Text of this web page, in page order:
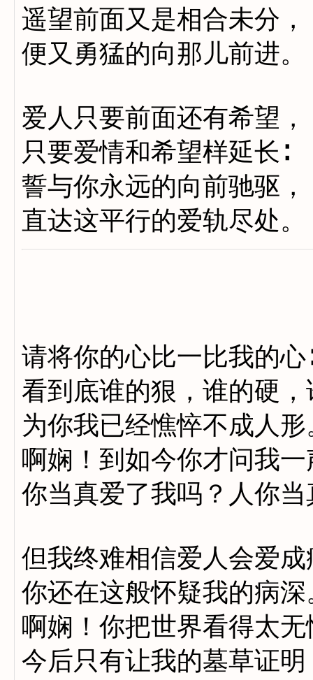
遥望前面又是相合未分，
便又勇猛的向那儿前进。
爱人只要前面还有希望，
只要爱情和希望样延长∶
誓与你永远的向前驰驱，
直达这平行的爱轨尽处。
请将你的心比一比我的心
看到底谁的狠，谁的硬
为你我已经憔悴不成人形
啊娴！到如今你才问我一
你当真爱了我吗？人你当
但我终难相信爱人会爱成
你还在这般怀疑我的病深
啊娴！你把世界看得太无
今后只有让我的墓草证明